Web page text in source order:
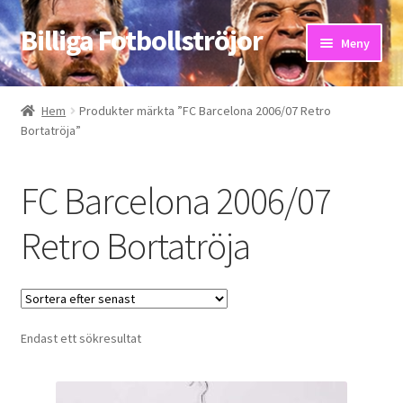
Hoppa
till
navigering
Hoppa
till
innehåll
Billiga Fotbollströjor Meny
Hem
Bloggar
Hem
Produkter märkta ”FC Barcelona 2006/07 Retro
Bortatröja”
FC Barcelona 2006/07
Retro Bortatröja
Endast ett sökresultat